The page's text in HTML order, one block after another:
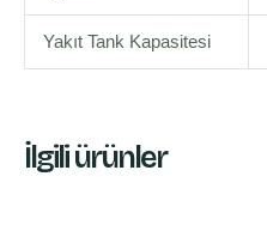
Yakıt Tank Kapasitesi
İlgili ürünler